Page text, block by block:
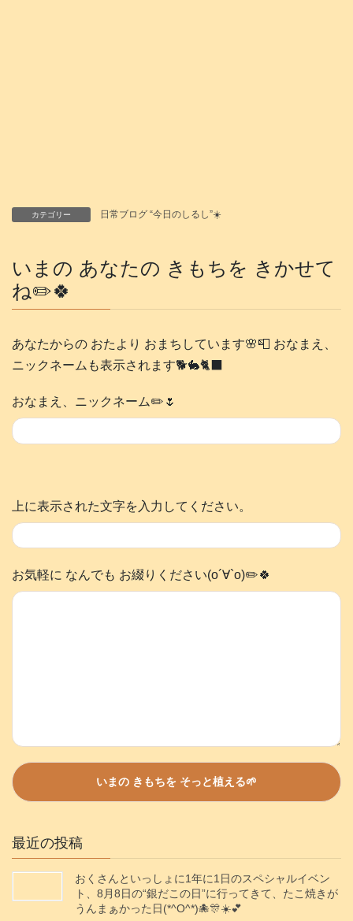
カテゴリー 日常ブログ “今日のしるし”☀️
いまの あなたの きもちを きかせて
ね✏️🍀
あなたからの おたより おまちしています🌸📮 おなまえ、
ニックネームも表示されます🐕️🐇🐈‍⬛
おなまえ、ニックネーム✏️🌷
上に表示された文字を入力してください。
お気軽に なんでも お綴りください(о´∀`о)✏️🍀
最近の投稿
おくさんといっしょに1年に1日のスペシャルイベン
ト、8月8日の“銀だこの日”に行ってきて、たこ焼きが
うんまぁかった日(*^O^*)🐙🎊☀️💕